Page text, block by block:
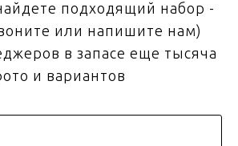
подходящий набор -
или напишите нам)
в запасе еще тысяча
и вариантов